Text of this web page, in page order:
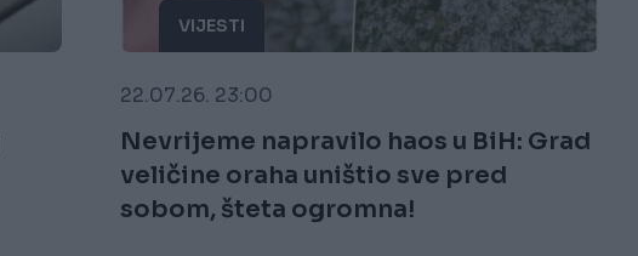
VIJESTI
22.07.26. 23:00
Nevrijeme napravilo haos u BiH: Grad
veličine oraha uništio sve pred
sobom, šteta ogromna!